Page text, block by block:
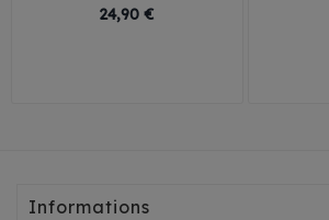
24,90 €
Informations